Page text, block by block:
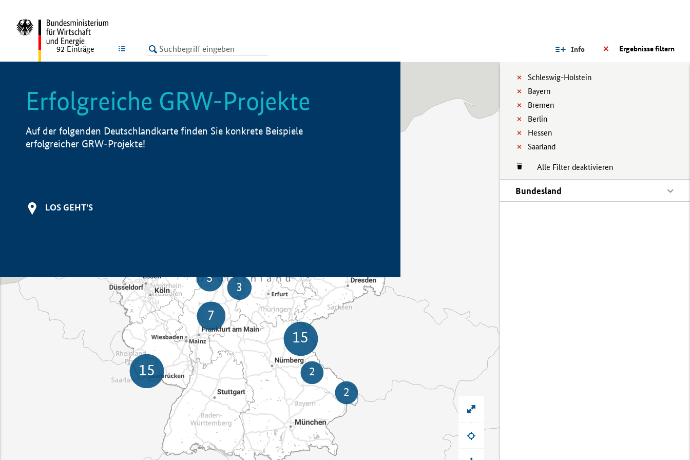
LISTE Ergebnisse filtern
Info
Schleswig-Holstein
Bayern
Bremen
Berlin
Hessen
Saarland
Alle Filter deaktivieren
Bundesland
92 Einträge
Erfolgreiche GRW-Projekte
Auf der folgenden Deutschlandkarte finden Sie konkrete Beispiele
erfolgreicher GRW-Projekte!
LOS GEHT'S